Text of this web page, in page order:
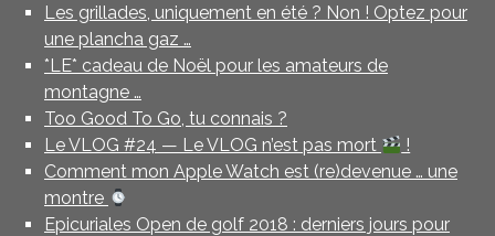
Les grillades, uniquement en été ? Non ! Optez pour
une plancha gaz …
*LE* cadeau de Noël pour les amateurs de
montagne …
Too Good To Go, tu connais ?
Le VLOG #24 — Le VLOG n’est pas mort
!
Comment mon Apple Watch est (re)devenue … une
montre
Epicuriales Open de golf 2018 : derniers jours pour